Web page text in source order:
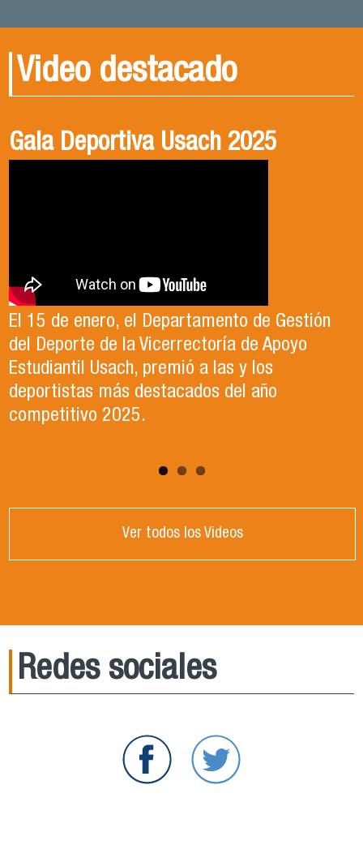
Video destacado
Gala Deportiva Usach 2025
El 15 de enero, el Departamento de Gestión
del Deporte de la Vicerrectoría de Apoyo
Estudiantil Usach, premió a las y los
deportistas más destacados del año
competitivo 2025.
Usach en el Territorio, capítulo 2
En este segundo capítulo conoceremos el
Proyecto Ludo Inclusión, liderado por el
profesor Claudio Farías y estudiantes de
Pedagogía en Educación Física de la Facultad
de Ciencias Médicas de la Uni
Candidatura Director de Escuela
Te invitamos a revisar el video de nuestro
candidato , el Dr. Celso Sanchez para el cargo
de Director de Escuela período 2025-2026.
Ver todos los Videos
Redes sociales